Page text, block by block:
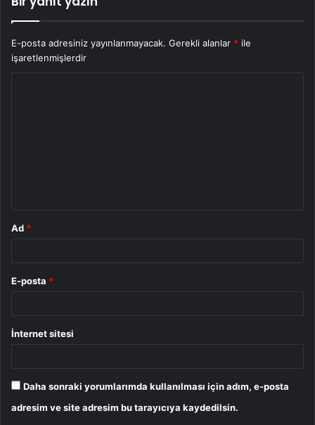
E-posta adresiniz yayınlanmayacak. Gerekli alanlar * ile
işaretlenmişlerdir
Ad *
E-posta *
İnternet sitesi
Daha sonraki yorumlarımda kullanılması için adım, e-posta
adresim ve site adresim bu tarayıcıya kaydedilsin.